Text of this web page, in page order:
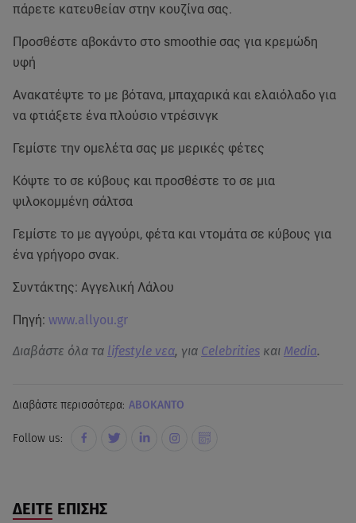
πάρετε κατευθείαν στην κουζίνα σας.
Προσθέστε αβοκάντο στο smoothie σας για κρεμώδη
υφή
Ανακατέψτε το με βότανα, μπαχαρικά και ελαιόλαδο για
να φτιάξετε ένα πλούσιο ντρέσινγκ
Γεμίστε την ομελέτα σας με μερικές φέτες
Κόψτε το σε κύβους και προσθέστε το σε μια
ψιλοκομμένη σάλτσα
Γεμίστε το με αγγούρι, φέτα και ντομάτα σε κύβους για
ένα γρήγορο σνακ.
Συντάκτης: Αγγελική Λάλου
Πηγή: www.allyou.gr
Διαβάστε όλα τα lifestyle νεα, για Celebrities και Media.
Διαβάστε περισσότερα: ΑΒΟΚΑΝΤΟ
Follow us:
ΔΕΙΤΕ ΕΠΙΣΗΣ